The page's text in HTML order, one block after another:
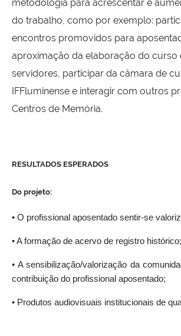
metodologia para acrescentar e
do trabalho, como por exemplo:
encontros promovidos para
aproximação da elaboração do curso
servidores, participar da câmara de
IFFluminense e interagir com outros
Centros de Memória.
RESULTADOS ESPERADOS
Do projeto:
• O profissional aposentado sentir-se
• A formação de acervo de registro histórico;
• A sensibilização/valorização da
contribuição do profissional aposentado;
• Produtos audiovisuais institucionais de